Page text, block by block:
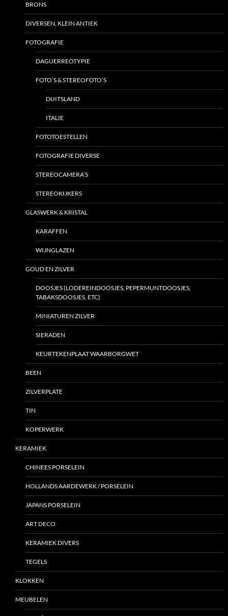
BRONS
DIVERSEN, KLEIN ANTIEK
FOTOGRAFIE
DAGUERREOTYPIE
FOTO’S & STEREOFOTO’S
DUITSLAND
ITALIE
FOTOTOESTELLEN
FOTOGRAFIE DIVERSE
STEREOCAMERA’S
STEREOKIJKERS
GLASWERK & KRISTAL
KARAFFEN
WIJNGLAZEN
GOUD EN ZILVER
DOOSJES (LODEREINDOOSJES, PEPERMUNTDOOSJES,
TABAKSDOOSJES, ETC)
MINIATUREN ZILVER
SIERADEN
KEURTEKENPLAAT WAARBORGWET
BEEN
ZILVERPLATE
TIN
KOPERWERK
KERAMIEK
CHINEES PORSELEIN
HOLLANDS AARDEWERK / PORSELEIN
JAPANS PORSELEIN
ART DECO
KERAMIEK DIVERS
TEGELS
KLOKKEN
MEUBELEN